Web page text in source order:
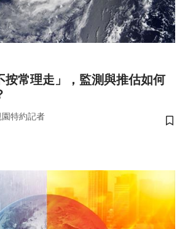
按常理走」，監測與推估如何
特約記者
儲